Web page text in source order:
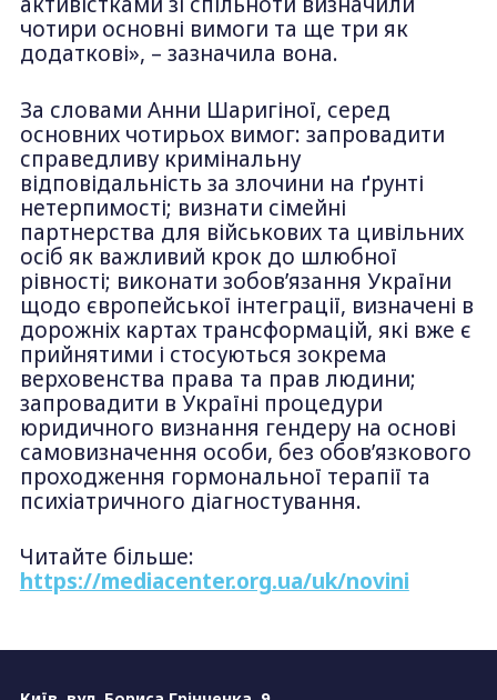
чотири основні вимоги та ще три як
додаткові», – зазначила вона.
За словами Анни Шаригіної, серед
основних чотирьох вимог: запровадити
справедливу кримінальну
відповідальність за злочини на ґрунті
нетерпимості; визнати сімейні
партнерства для військових та цивільних
осіб як важливий крок до шлюбної
рівності; виконати зобовʼязання України
щодо європейської інтеграції, визначені в
дорожніх картах трансформацій, які вже є
прийнятими і стосуються зокрема
верховенства права та прав людини;
запровадити в Україні процедури
юридичного визнання гендеру на основі
самовизначення особи, без обовʼязкового
проходження гормональної терапії та
психіатричного діагностування.
Читайте більше:
https://mediacenter.org.ua/uk/novini